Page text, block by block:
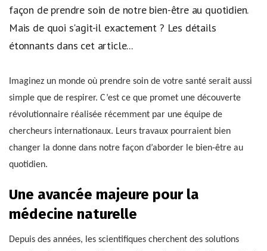
façon de prendre soin de notre bien-être au quotidien.
Mais de quoi s'agit-il exactement ? Les détails
étonnants dans cet article...
Imaginez un monde où prendre soin de votre santé serait aussi
simple que de respirer. C’est ce que promet une découverte
révolutionnaire réalisée récemment par une équipe de
chercheurs internationaux. Leurs travaux pourraient bien
changer la donne dans notre façon d’aborder le bien-être au
quotidien.
Une avancée majeure pour la
médecine naturelle
Depuis des années, les scientifiques cherchent des solutions